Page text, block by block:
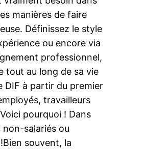
manières de faire
Définissez le style
ou encore via
professionnel,
tout au long de sa vie
DIF à partir du premier
travailleurs
pourquoi ! Dans
salariés ou
souvent, la